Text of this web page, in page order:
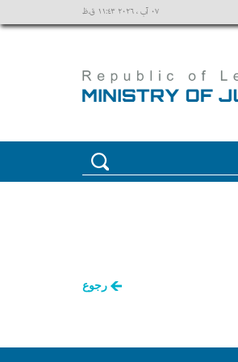
٠٧ آب ، ٢٠٢٦ ١١:٤٣ ق.ظ
رجوع